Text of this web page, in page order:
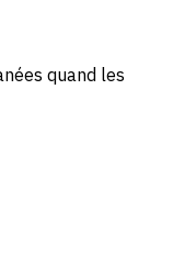
quand les